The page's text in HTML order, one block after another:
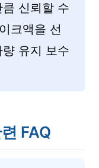
신뢰할 수
크액을 선
유지 보수
FAQ